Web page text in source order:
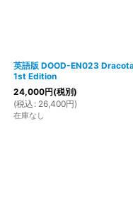
英語版 DOOD-EN023
1st Edition
24,000円(税別)
(税込 : 26,400円)
在庫なし